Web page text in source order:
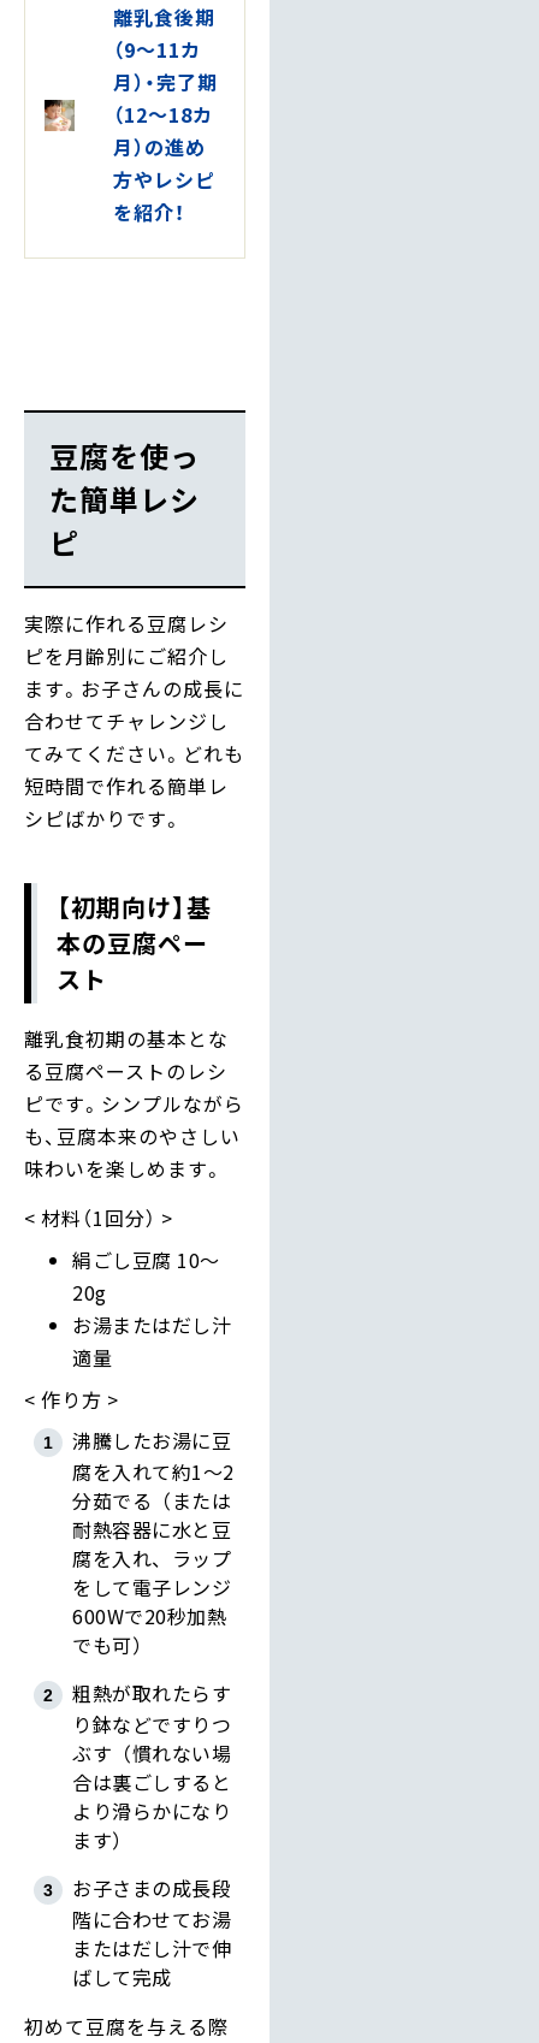
離乳食後期
（9～11カ
月）・完了期
（12～18カ
月）の進め
方やレシピ
を紹介！
豆腐を使っ
た簡単レシ
ピ
実際に作れる豆腐レシ
ピを月齢別にご紹介し
ます。お子さんの成長に
合わせてチャレンジし
てみてください。どれも
短時間で作れる簡単レ
シピばかりです。
【初期向け】基
本の豆腐ペー
スト
離乳食初期の基本とな
る豆腐ペーストのレシ
ピです。シンプルながら
も、豆腐本来のやさしい
味わいを楽しめます。
材料（1回分）
絹ごし豆腐 10～
20g
お湯またはだし汁
適量
作り方
沸騰したお湯に豆
腐を入れて約1～2
分茹でる（または
耐熱容器に水と豆
腐を入れ、ラップ
をして電子レンジ
600Wで20秒加熱
でも可）
粗熱が取れたらす
り鉢などですりつ
ぶす（慣れない場
合は裏ごしすると
より滑らかになり
ます）
お子さまの成長段
階に合わせてお湯
またはだし汁で伸
ばして完成
初めて豆腐を与える際